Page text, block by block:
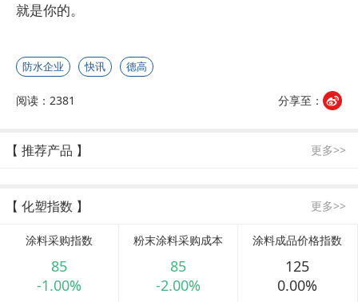
就是你的。
防水企业 快讯 德高
阅读：2381 分享至：
【 推荐产品 】 更多>>
【 化塑指数 】 更多>>
涂料采购指数
85
-1.00%
粉末涂料采购成本
85
-2.00%
涂料成品价格指数
125
0.00%